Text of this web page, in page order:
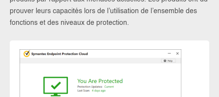
prouver leurs capacités lors de l’utilisation de l’ensemble des
fonctions et des niveaux de protection.